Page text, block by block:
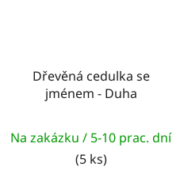
Dřevěná cedulka se
jménem - Duha
Na zakázku / 5-10 prac. dní
(5 ks)